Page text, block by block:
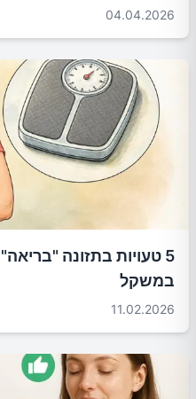
04.04.2026
5 טעויות בתזונה
במשקל
11.02.2026